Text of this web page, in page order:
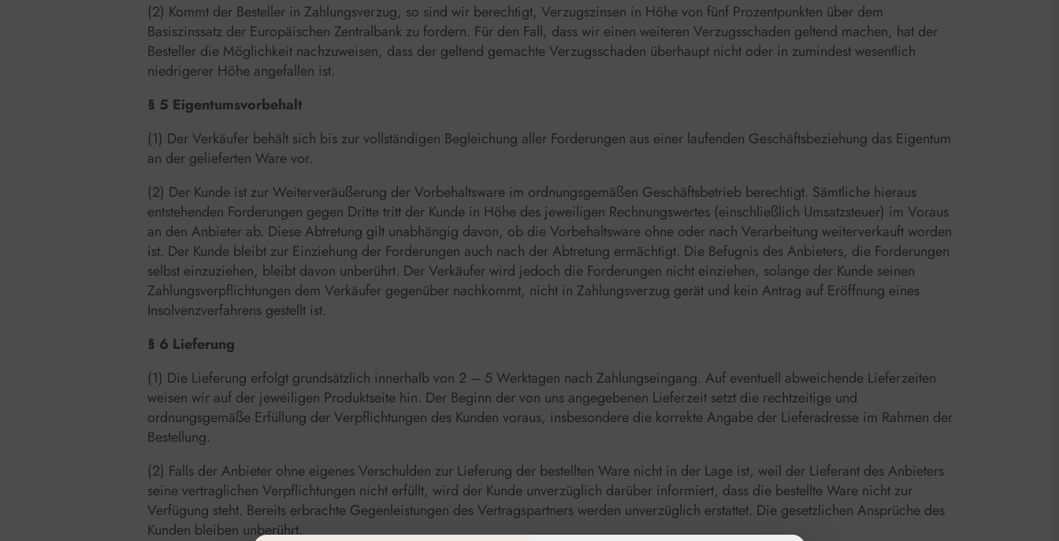
(2) Kommt der Besteller in Zahlungsverzug, so sind wir berechtigt, Verzugszinsen in Höhe von fünf Prozentpunkten über dem
Basiszinssatz der Europäischen Zentralbank zu fordern. Für den Fall, dass wir einen weiteren Verzugsschaden geltend machen, hat der
Besteller die Möglichkeit nachzuweisen, dass der geltend gemachte Verzugsschaden überhaupt nicht oder in zumindest wesentlich
niedrigerer Höhe angefallen ist.
§ 5 Eigentumsvorbehalt
(1) Der Verkäufer behält sich bis zur vollständigen Begleichung aller Forderungen aus einer laufenden Geschäftsbeziehung das Eigentum
an der gelieferten Ware vor.
(2) Der Kunde ist zur Weiterveräußerung der Vorbehaltsware im ordnungsgemäßen Geschäftsbetrieb berechtigt. Sämtliche hieraus
entstehenden Forderungen gegen Dritte tritt der Kunde in Höhe des jeweiligen Rechnungswertes (einschließlich Umsatzsteuer) im Voraus
an den Anbieter ab. Diese Abtretung gilt unabhängig davon, ob die Vorbehaltsware ohne oder nach Verarbeitung weiterverkauft worden
ist. Der Kunde bleibt zur Einziehung der Forderungen auch nach der Abtretung ermächtigt. Die Befugnis des Anbieters, die Forderungen
selbst einzuziehen, bleibt davon unberührt. Der Verkäufer wird jedoch die Forderungen nicht einziehen, solange der Kunde seinen
Zahlungsverpflichtungen dem Verkäufer gegenüber nachkommt, nicht in Zahlungsverzug gerät und kein Antrag auf Eröffnung eines
Insolvenzverfahrens gestellt ist.
§ 6 Lieferung
(1) Die Lieferung erfolgt grundsätzlich innerhalb von 2 – 5 Werktagen nach Zahlungseingang. Auf eventuell abweichende Lieferzeiten
weisen wir auf der jeweiligen Produktseite hin. Der Beginn der von uns angegebenen Lieferzeit setzt die rechtzeitige und
ordnungsgemäße Erfüllung der Verpflichtungen des Kunden voraus, insbesondere die korrekte Angabe der Lieferadresse im Rahmen der
Bestellung.
(2) Falls der Anbieter ohne eigenes Verschulden zur Lieferung der bestellten Ware nicht in der Lage ist, weil der Lieferant des Anbieters
seine vertraglichen Verpflichtungen nicht erfüllt, wird der Kunde unverzüglich darüber informiert, dass die bestellte Ware nicht zur
Verfügung steht. Bereits erbrachte Gegenleistungen des Vertragspartners werden unverzüglich erstattet. Die gesetzlichen Ansprüche des
Kunden bleiben unberührt.